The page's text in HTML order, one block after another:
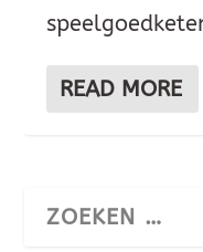
READ MORE